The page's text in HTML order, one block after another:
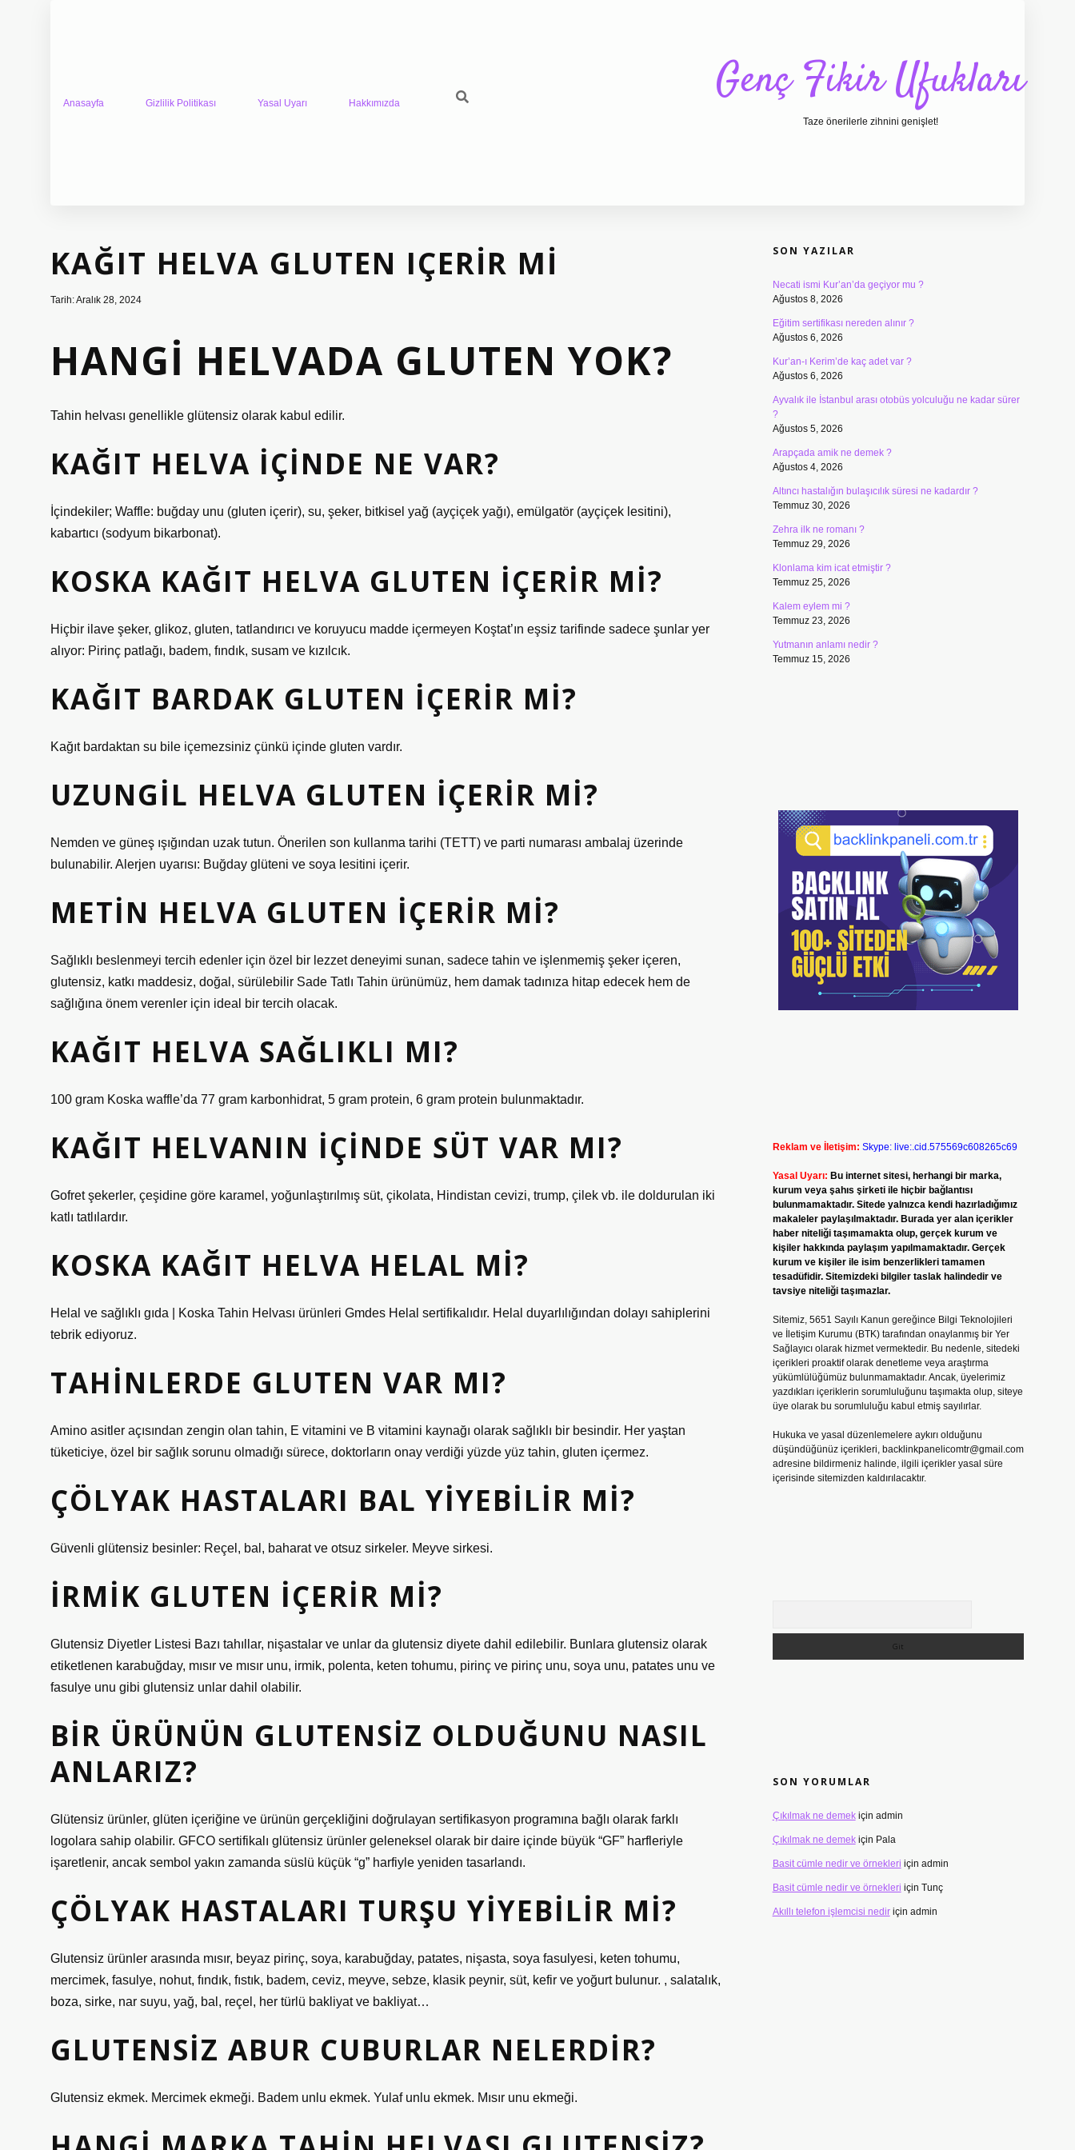
Anasayfa Gizlilik Politikası Yasal Uyarı Hakkımızda Genç Fikir Ufukları
Taze önerilerle zihnini genişlet!
KAĞIT HELVA GLUTEN IÇERIR MI
Tarih: Aralık 28, 2024
HANGI HELVADA GLUTEN YOK?
Tahin helvası genellikle glütensiz olarak kabul edilir.
KAĞIT HELVA IÇINDE NE VAR?
İçindekiler; Waffle: buğday unu (gluten içerir), su, şeker, bitkisel yağ (ayçiçek yağı), emülgatör (ayçiçek lesitini),
kabartıcı (sodyum bikarbonat).
KOSKA KAĞIT HELVA GLUTEN IÇERIR MI?
Hiçbir ilave şeker, glikoz, gluten, tatlandırıcı ve koruyucu madde içermeyen Koştat’ın eşsiz tarifinde sadece şunlar yer
alıyor: Pirinç patlağı, badem, fındık, susam ve kızılcık.
KAĞIT BARDAK GLUTEN IÇERIR MI?
Kağıt bardaktan su bile içemezsiniz çünkü içinde gluten vardır.
UZUNGIL HELVA GLUTEN IÇERIR MI?
Nemden ve güneş ışığından uzak tutun. Önerilen son kullanma tarihi (TETT) ve parti numarası ambalaj üzerinde
bulunabilir. Alerjen uyarısı: Buğday glüteni ve soya lesitini içerir.
METIN HELVA GLUTEN IÇERIR MI?
Sağlıklı beslenmeyi tercih edenler için özel bir lezzet deneyimi sunan, sadece tahin ve işlenmemiş şeker içeren,
glutensiz, katkı maddesiz, doğal, sürülebilir Sade Tatlı Tahin ürünümüz, hem damak tadınıza hitap edecek hem de
sağlığına önem verenler için ideal bir tercih olacak.
KAĞIT HELVA SAĞLIKLI MI?
100 gram Koska waffle’da 77 gram karbonhidrat, 5 gram protein, 6 gram protein bulunmaktadır.
KAĞIT HELVANIN IÇINDE SÜT VAR MI?
Gofret şekerler, çeşidine göre karamel, yoğunlaştırılmış süt, çikolata, Hindistan cevizi, trump, çilek vb. ile doldurulan iki
katlı tatlılardır.
KOSKA KAĞIT HELVA HELAL MI?
Helal ve sağlıklı gıda | Koska Tahin Helvası ürünleri Gmdes Helal sertifikalıdır. Helal duyarlılığından dolayı sahiplerini
tebrik ediyoruz.
TAHINLERDE GLUTEN VAR MI?
Amino asitler açısından zengin olan tahin, E vitamini ve B vitamini kaynağı olarak sağlıklı bir besindir. Her yaştan
tüketiciye, özel bir sağlık sorunu olmadığı sürece, doktorların onay verdiği yüzde yüz tahin, gluten içermez.
ÇÖLYAK HASTALARI BAL YIYEBILIR MI?
Güvenli glütensiz besinler: Reçel, bal, baharat ve otsuz sirkeler. Meyve sirkesi.
İRMIK GLUTEN IÇERIR MI?
Glutensiz Diyetler Listesi Bazı tahıllar, nişastalar ve unlar da glutensiz diyete dahil edilebilir. Bunlara glutensiz olarak
etiketlenen karabuğday, mısır ve mısır unu, irmik, polenta, keten tohumu, pirinç ve pirinç unu, soya unu, patates unu ve
fasulye unu gibi glutensiz unlar dahil olabilir.
BIR ÜRÜNÜN GLUTENSIZ OLDUĞUNU NASIL
ANLARIZ?
Glütensiz ürünler, glüten içeriğine ve ürünün gerçekliğini doğrulayan sertifikasyon programına bağlı olarak farklı
logolara sahip olabilir. GFCO sertifikalı glütensiz ürünler geleneksel olarak bir daire içinde büyük “GF” harfleriyle
işaretlenir, ancak sembol yakın zamanda süslü küçük “g” harfiyle yeniden tasarlandı.
ÇÖLYAK HASTALARI TURŞU YIYEBILIR MI?
Glutensiz ürünler arasında mısır, beyaz pirinç, soya, karabuğday, patates, nişasta, soya fasulyesi, keten tohumu,
mercimek, fasulye, nohut, fındık, fıstık, badem, ceviz, meyve, sebze, klasik peynir, süt, kefir ve yoğurt bulunur. , salatalık,
boza, sirke, nar suyu, yağ, bal, reçel, her türlü bakliyat ve bakliyat…
GLUTENSIZ ABUR CUBURLAR NELERDIR?
Glutensiz ekmek. Mercimek ekmeği. Badem unlu ekmek. Yulaf unlu ekmek. Mısır unu ekmeği.
SON YAZILAR
Necati ismi Kur’an’da geçiyor mu ?
Ağustos 8, 2026
Eğitim sertifikası nereden alınır ?
Ağustos 6, 2026
Kur’an-ı Kerim’de kaç adet var ?
Ağustos 6, 2026
Ayvalık ile İstanbul arası otobüs yolculuğu ne kadar sürer
?
Ağustos 5, 2026
Arapçada amik ne demek ?
Ağustos 4, 2026
Altıncı hastalığın bulaşıcılık süresi ne kadardır ?
Temmuz 30, 2026
Zehra ilk ne romanı ?
Temmuz 29, 2026
Klonlama kim icat etmiştir ?
Temmuz 25, 2026
Kalem eylem mi ?
Temmuz 23, 2026
Yutmanın anlamı nedir ?
Temmuz 15, 2026
Reklam ve İletişim: Skype: live:.cid.575569c608265c69
Yasal Uyarı: Bu internet sitesi, herhangi bir marka,
kurum veya şahıs şirketi ile hiçbir bağlantısı
bulunmamaktadır. Sitede yalnızca kendi hazırladığımız
makaleler paylaşılmaktadır. Burada yer alan içerikler
haber niteliği taşımamakta olup, gerçek kurum ve
kişiler hakkında paylaşım yapılmamaktadır. Gerçek
kurum ve kişiler ile isim benzerlikleri tamamen
tesadüfidir. Sitemizdeki bilgiler taslak halindedir ve
tavsiye niteliği taşımazlar.
Sitemiz, 5651 Sayılı Kanun gereğince Bilgi Teknolojileri
ve İletişim Kurumu (BTK) tarafından onaylanmış bir Yer
Sağlayıcı olarak hizmet vermektedir. Bu nedenle, sitedeki
içerikleri proaktif olarak denetleme veya araştırma
yükümlülüğümüz bulunmamaktadır. Ancak, üyelerimiz
yazdıkları içeriklerin sorumluluğunu taşımakta olup, siteye
üye olarak bu sorumluluğu kabul etmiş sayılırlar.
Hukuka ve yasal düzenlemelere aykırı olduğunu
düşündüğünüz içerikleri, backlinkpanelicomtr@gmail.com
adresine bildirmeniz halinde, ilgili içerikler yasal süre
içerisinde sitemizden kaldırılacaktır.
SON YORUMLAR
Çıkılmak ne demekiçin admin
Çıkılmak ne demekiçin Pala
Basit cümle nedir ve örnekleri için admin
Basit cümle nedir ve örnekleri için Tunç
Akıllı telefon işlemcisi nediriçin admin